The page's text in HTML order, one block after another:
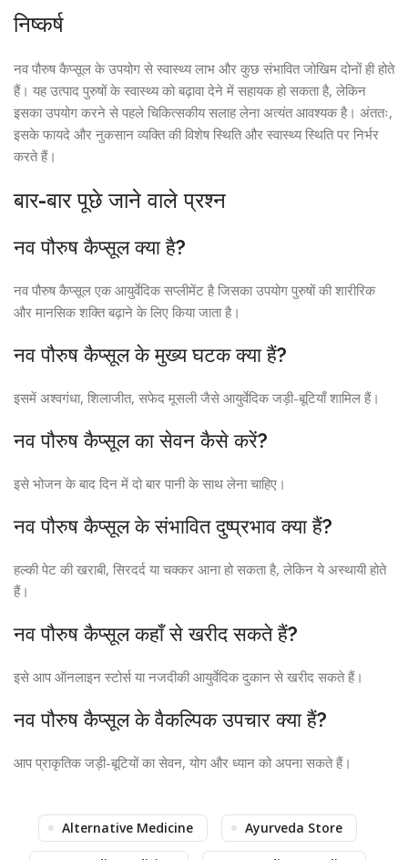
निष्कर्ष
नव पौरुष कैप्सूल के उपयोग से स्वास्थ्य लाभ और कुछ संभावित जोखिम दोनों ही होते
हैं। यह उत्पाद पुरुषों के स्वास्थ्य को बढ़ावा देने में सहायक हो सकता है, लेकिन
इसका उपयोग करने से पहले चिकित्सकीय सलाह लेना अत्यंत आवश्यक है। अंततः,
इसके फायदे और नुकसान व्यक्ति की विशेष स्थिति और स्वास्थ्य स्थिति पर निर्भर
करते हैं।
बार-बार पूछे जाने वाले प्रश्न
नव पौरुष कैप्सूल क्या है?
नव पौरुष कैप्सूल एक आयुर्वेदिक सप्लीमेंट है जिसका उपयोग पुरुषों की शारीरिक
और मानसिक शक्ति बढ़ाने के लिए किया जाता है।
नव पौरुष कैप्सूल के मुख्य घटक क्या हैं?
इसमें अश्वगंधा, शिलाजीत, सफेद मूसली जैसे आयुर्वेदिक जड़ी-बूटियाँ शामिल हैं।
नव पौरुष कैप्सूल का सेवन कैसे करें?
इसे भोजन के बाद दिन में दो बार पानी के साथ लेना चाहिए।
नव पौरुष कैप्सूल के संभावित दुष्प्रभाव क्या हैं?
हल्की पेट की खराबी, सिरदर्द या चक्कर आना हो सकता है, लेकिन ये अस्थायी होते
हैं।
नव पौरुष कैप्सूल कहाँ से खरीद सकते हैं?
इसे आप ऑनलाइन स्टोर्स या नजदीकी आयुर्वेदिक दुकान से खरीद सकते हैं।
नव पौरुष कैप्सूल के वैकल्पिक उपचार क्या हैं?
आप प्राकृतिक जड़ी-बूटियों का सेवन, योग और ध्यान को अपना सकते हैं।
Alternative Medicine Ayurveda Store